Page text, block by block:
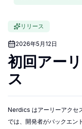
リリース
2026年5月12日
初回アー
ス
Nerdics はアーリーアクセ
では、開発者がバックエン